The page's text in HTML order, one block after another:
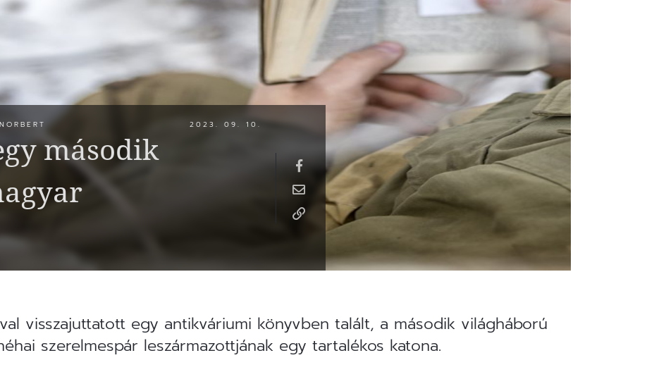
2023. 09. 10.
második
visszajuttatott egy antikváriumi könyvben talált, a második világháború
szerelmespár leszármazottjának egy tartalékos katona.